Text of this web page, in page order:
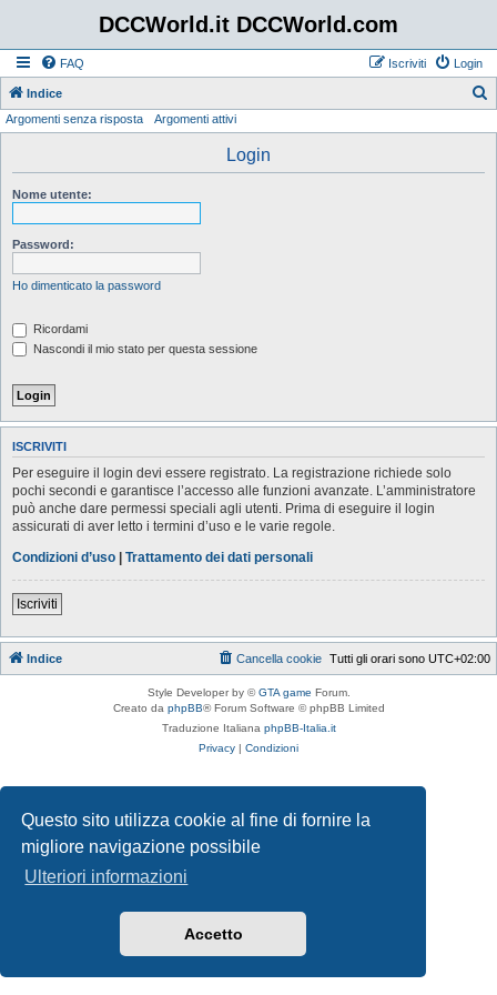
Questo sito utilizza cookie al fine di fornire la
migliore navigazione possibile
Ulteriori informazioni
Accetto
DCCWorld.it DCCWorld.com
FAQ Login
Iscriviti
Indice
Argomenti senza risposta Argomenti attivi
Login
Nome utente:
Password:
Ho dimenticato la password
Ricordami
Nascondi il mio stato per questa sessione
ISCRIVITI
Per eseguire il login devi essere registrato. La registrazione richiede solo
pochi secondi e garantisce l’accesso alle funzioni avanzate. L’amministratore
può anche dare permessi speciali agli utenti. Prima di eseguire il login
assicurati di aver letto i termini d’uso e le varie regole.
Condizioni d’uso | Trattamento dei dati personali
Iscriviti
Indice Tutti gli orari sono UTC+02:00
Cancella cookie
Style Developer by ©GTA game Forum.
Creato da phpBB® Forum Software © phpBB Limited
Traduzione Italiana phpBB-Italia.it
Privacy | Condizioni